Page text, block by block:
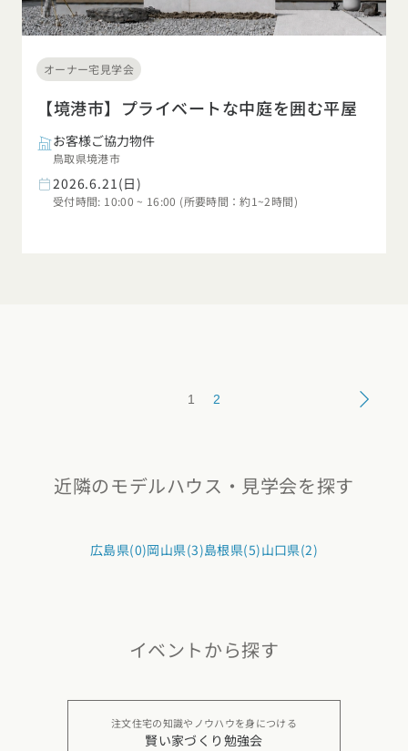
オーナー宅見学会
【境港市】プライベートな中庭を囲む平屋
お客様ご協力物件
鳥取県境港市
2026.6.21(日)
受付時間: 10:00 ~ 16:00 (所要時間：約1~2時間)
1 2
近隣のモデルハウス・見学会を探す
広島県(0)岡山県(3)島根県(5)山口県(2)
イベントから探す
注文住宅の知識やノウハウを身につける
賢い家づくり勉強会